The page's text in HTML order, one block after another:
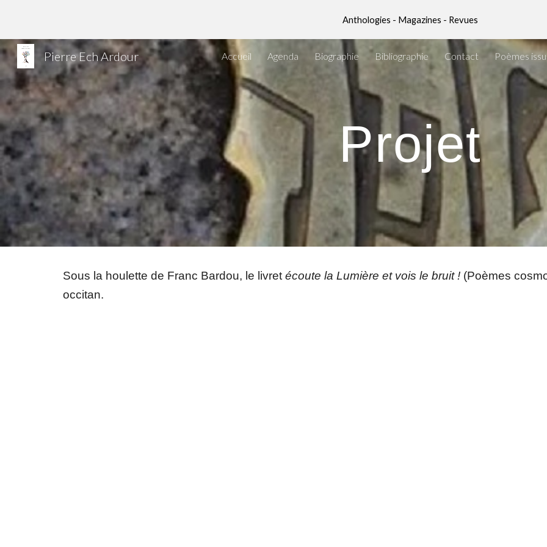
Skip to main contentAnthologies - Magazines - Revues
Pierre Ech Ardour Accueil Agenda Biographie Bibliographie Contact Poèmes
Projet
Sous la houlette de Franc Bardou, le livret écoute la Lumière et vois le bruit ! (Poèmes
occitan.